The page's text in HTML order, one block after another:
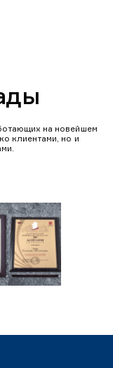
на новейшем
клиентами, но и